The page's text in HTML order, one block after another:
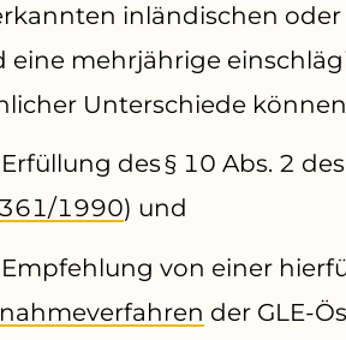
inländischen
eine mehrjährige
Unterschiede
des § 10 Abs. 2
1990) und
von einer
der GLE-